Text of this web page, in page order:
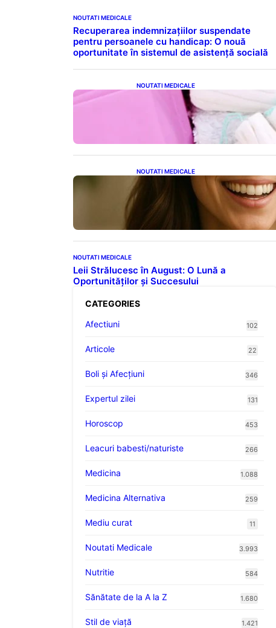
NOUTATI MEDICALE
Recuperarea indemnizațiilor suspendate
pentru persoanele cu handicap: O nouă
oportunitate în sistemul de asistență socială
NOUTATI MEDICALE
Tampoanele menstruale: O
analiză profundă a riscurilor
legate de metale toxice
NOUTATI MEDICALE
Ceaiul – Băutura care
protejează inima: Descoperiri
recente despre beneficiile
consumului zilnic
NOUTATI MEDICALE
Leii Strălucesc în August: O Lună a
Oportunităților și Succesului
CATEGORIES
Afectiuni
102
Articole 22
Boli și Afecțiuni 346
Expertul zilei 131
Horoscop 453
Leacuri babesti/naturiste 266
Medicina 1.088
Medicina Alternativa 259
Mediu curat 11
Noutati Medicale 3.993
Nutritie 584
Sănătate de la A la Z 1.680
Stil de viaţă 1.421